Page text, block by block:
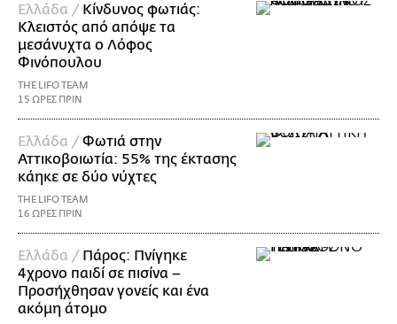
Ελλάδα / Κίνδυνος φωτιάς:
Κλειστός από απόψε τα
μεσάνυχτα ο Λόφος
Φινόπουλου
THE LIFO TEAM
15 ΩΡΕΣ ΠΡΙΝ
Ελλάδα /Φωτιά στην
Αττικοβοιωτία: 55% της έκτασης
κάηκε σε δύο νύχτες
THE LIFO TEAM
16 ΩΡΕΣ ΠΡΙΝ
Ελλάδα / Πάρος: Πνίγηκε
4χρονο παιδί σε πισίνα –
Προσήχθησαν γονείς και ένα
ακόμη άτομο